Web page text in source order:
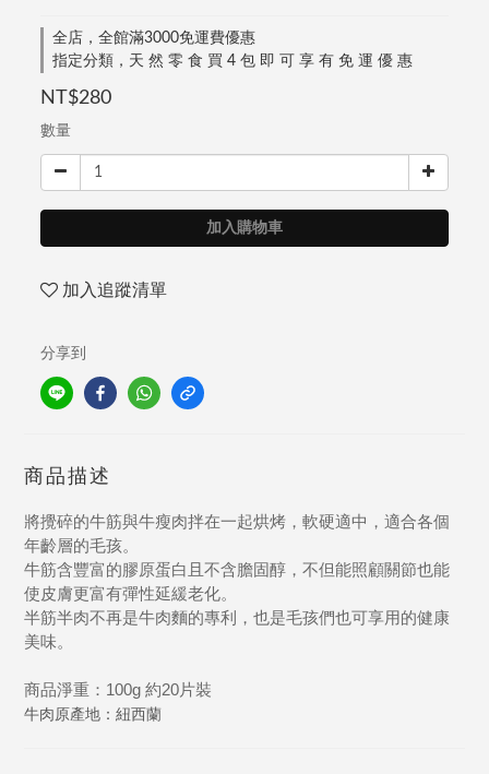
全店，全館滿3000免運費優惠
指定分類，天 然 零 食 買 4 包 即 可 享 有 免 運 優 惠
NT$280
數量
加入購物車
加入追蹤清單
分享到
商品描述
將攪碎的牛筋與牛瘦肉拌在一起烘烤，軟硬適中，適合各個
年齡層的毛孩。
牛筋含豐富的膠原蛋白且不含膽固醇，不但能照顧關節也能
使皮膚更富有彈性延緩老化。
半筋半肉不再是牛肉麵的專利，也是毛孩們也可享用的健康
美味。
商品淨重：100g 約20片裝
牛肉原產地：紐西蘭